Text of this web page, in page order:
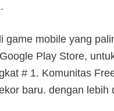
game mobile yang
Play Store,
# 1. Komunitas
baru. dengan